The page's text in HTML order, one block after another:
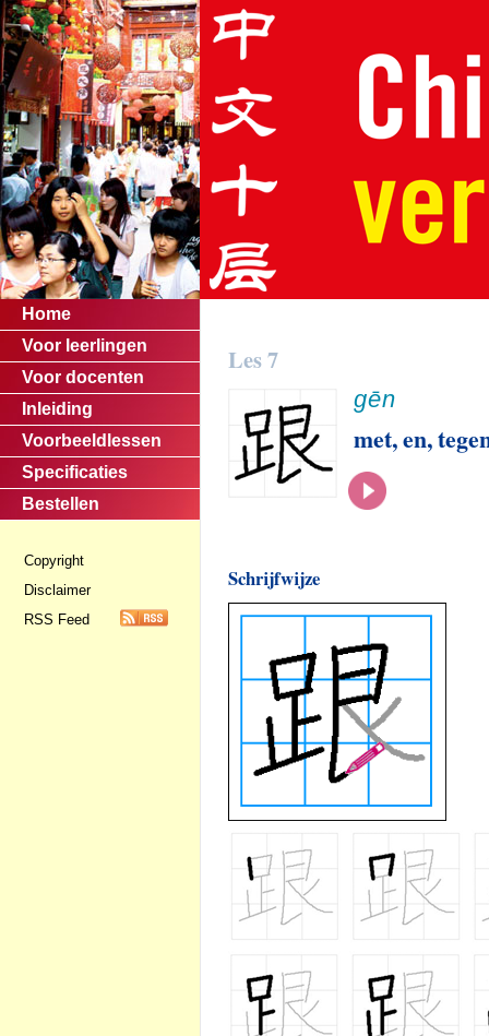
Home
Voor leerlingen
Voor docenten
Inleiding
Voorbeeldlessen
Specificaties
Bestellen
Copyright
Disclaimer
RSS Feed
Les 7
gēn
met, en,
Schrijfwijze